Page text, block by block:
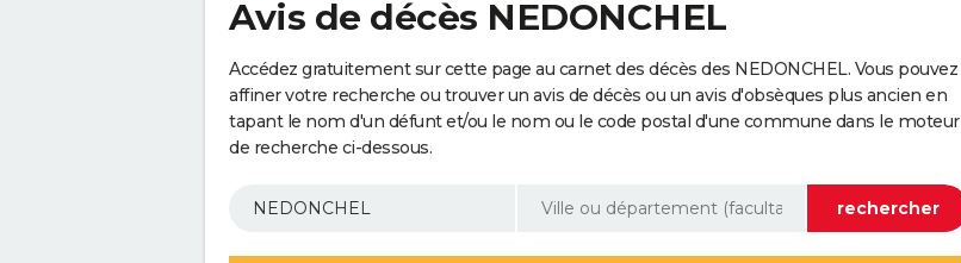
Avis de décès NEDONCHEL
Accédez gratuitement sur cette page au carnet des décès des NEDONCHEL. Vous pouvez
affiner votre recherche ou trouver un avis de décès ou un avis d'obsèques plus ancien en
tapant le nom d'un défunt et/ou le nom ou le code postal d'une commune dans le moteur
de recherche ci-dessous.